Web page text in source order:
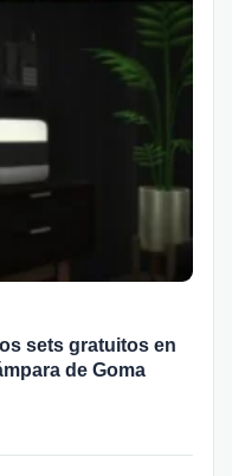
sets gratuitos en
de Goma